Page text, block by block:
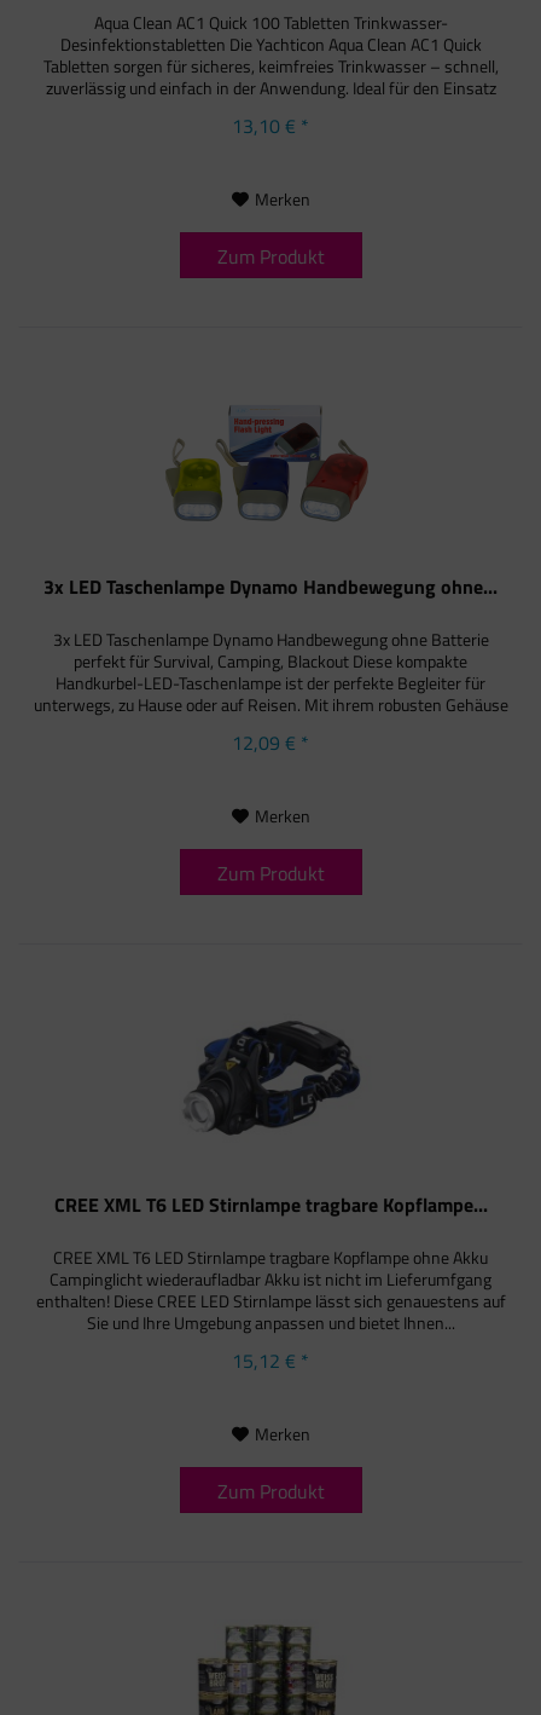
Aqua Clean AC1 Quick 100 Tabletten Trinkwasser-
Desinfektionstabletten Die Yachticon Aqua Clean AC1 Quick
Tabletten sorgen für sicheres, keimfreies Trinkwasser – schnell,
zuverlässig und einfach in der Anwendung. Ideal für den Einsatz
13,10 € *
Merken
Zum Produkt
3x LED Taschenlampe Dynamo Handbewegung ohne...
3x LED Taschenlampe Dynamo Handbewegung ohne Batterie
perfekt für Survival, Camping, Blackout Diese kompakte
Handkurbel-LED-Taschenlampe ist der perfekte Begleiter für
unterwegs, zu Hause oder auf Reisen. Mit ihrem robusten Gehäuse
12,09 € *
Merken
Zum Produkt
CREE XML T6 LED Stirnlampe tragbare Kopflampe...
CREE XML T6 LED Stirnlampe tragbare Kopflampe ohne Akku
Campinglicht wiederaufladbar Akku ist nicht im Lieferumfgang
enthalten! Diese CREE LED Stirnlampe lässt sich genauestens auf
Sie und Ihre Umgebung anpassen und bietet Ihnen...
15,12 € *
Merken
Zum Produkt